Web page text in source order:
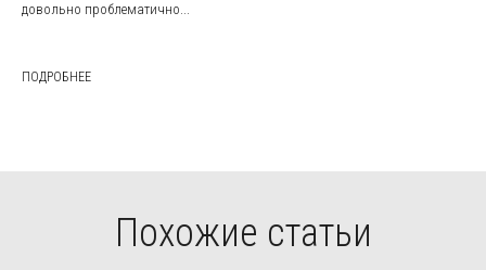
довольно проблематично...
ПОДРОБНЕЕ
Похожие статьи